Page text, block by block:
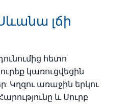
լճի
հետո
կառուցվեցին
Կղզու առաջին երկու
և Սուրբ